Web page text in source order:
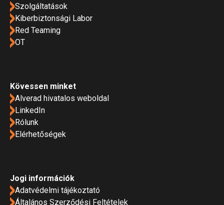
Szolgáltatások
Kiberbiztonsági Labor
Red Teaming
OT
Kövessen minket
Alverad hivatalos weboldal
LinkedIn
Rólunk
Elérhetőségek
Jogi információk
Adatvédelmi tájékoztató
Általános Szerződési Feltételek